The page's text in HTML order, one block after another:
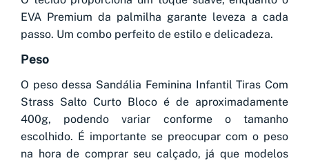
EVA Premium da palmilha garante leveza a cada
passo. Um combo perfeito de estilo e delicadeza.
Peso
O peso dessa Sandália Feminina Infantil Tiras Com
Strass Salto Curto Bloco é de aproximadamente
400g, podendo variar conforme o tamanho
escolhido. É importante se preocupar com o peso
na hora de comprar seu calçado, já que modelos